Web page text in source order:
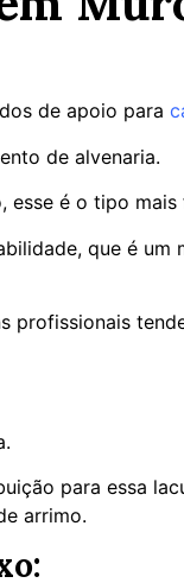
de apoio para
de alvenaria.
esse é o tipo
que é
profissionais
para essa
arrimo.